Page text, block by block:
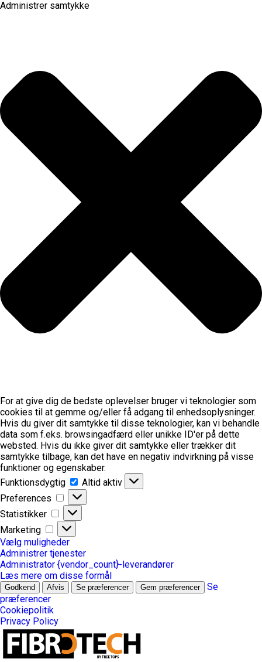
Administrer samtykke
For at give dig de bedste oplevelser bruger vi teknologier som
cookies til at gemme og/eller få adgang til enhedsoplysninger.
Hvis du giver dit samtykke til disse teknologier, kan vi behandle
data som f.eks. browsingadfærd eller unikke ID'er på dette
websted. Hvis du ikke giver dit samtykke eller trækker dit
samtykke tilbage, kan det have en negativ indvirkning på visse
funktioner og egenskaber.
Funktionsdygtig
Funktionsdygtig
Altid aktiv
Preferences
Preferences
Statistikker
Statistikker
Marketing
Marketing
Vælg muligheder
Administrer tjenester
Administrator {vendor_count}-leverandører
Læs mere om disse formål
Godkend Afvis Se præferencer Gem præferencer
Se
præferencer
Cookiepolitik
Privacy Policy